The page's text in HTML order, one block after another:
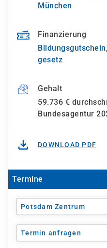
München
Finanzierung
Bildungsgutschein,
gesetz
Gehalt
59.736 €
Bundesagentur
DOWNLOAD PDF
Termine
Potsdam Zentrum
Termin anfragen